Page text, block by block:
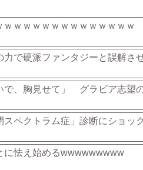
ｗｗｗｗｗｗｗｗｗｗｗｗｗｗ
力で硬派ファンタジーと誤解さ
で、胸見せて」 グラビア志望
スペクトラム症」診断にショ
に怯え始めるwwwwwwwww